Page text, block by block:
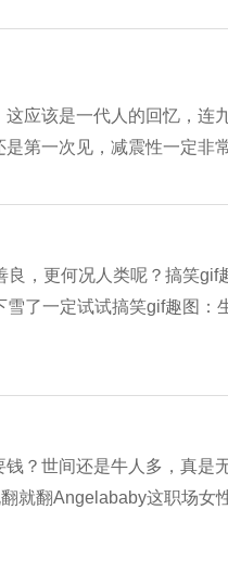
应该是一代人的回忆，连
第一次见，减震性一定非常
，更何况人类呢？搞笑gif
了一定试试搞笑gif趣图：
？世间还是牛人多，真是
就翻Angelababy这职场女